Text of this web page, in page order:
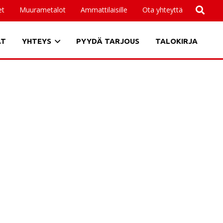
Muurametalot Ammattilaisille Ota yhteyttä
YHTEYS PYYDÄ TARJOUS TALOKIRJA